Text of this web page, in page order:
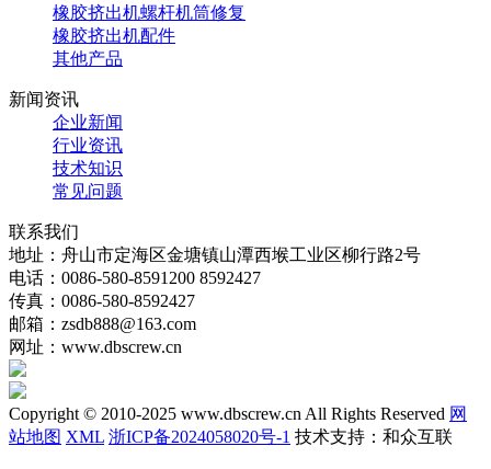
橡胶挤出机螺杆机筒修复
橡胶挤出机配件
其他产品
新闻资讯
企业新闻
行业资讯
技术知识
常见问题
联系我们
地址：舟山市定海区金塘镇山潭西堠工业区柳行路2号
电话：0086-580-8591200 8592427
传真：0086-580-8592427
邮箱：zsdb888@163.com
网址：www.dbscrew.cn
Copyright © 2010-2025 www.dbscrew.cn All Rights Reserved 网
站地图 XML 浙ICP备2024058020号-1 技术支持：和众互联